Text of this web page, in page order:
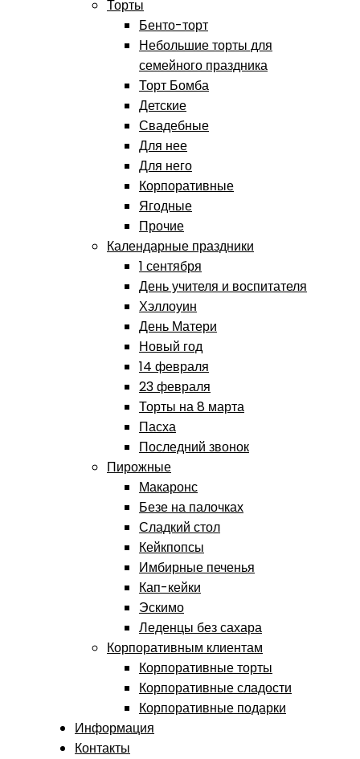
Торты
Бенто-торт
Небольшие торты для
семейного праздника
Торт Бомба
Детские
Свадебные
Для нее
Для него
Корпоративные
Ягодные
Прочие
Календарные праздники
1 сентября
День учителя и воспитателя
Хэллоуин
День Матери
Новый год
14 февраля
23 февраля
Торты на 8 марта
Пасха
Последний звонок
Пирожные
Макаронс
Безе на палочках
Сладкий стол
Кейкпопсы
Имбирные печенья
Кап-кейки
Эскимо
Леденцы без сахара
Корпоративным клиентам
Корпоративные торты
Корпоративные сладости
Корпоративные подарки
Информация
Контакты